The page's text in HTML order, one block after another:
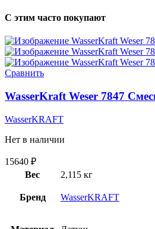
С этим часто покупают
Сравнить
WasserKraft Weser 7847
WasserKRAFT
Нет в наличии
15640 ₽
Вес
2,115 кг
Бренд WasserKRAFT